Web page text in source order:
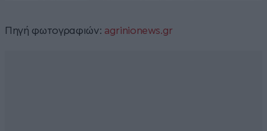
Πηγή φωτογραφιών: agrinionews.gr